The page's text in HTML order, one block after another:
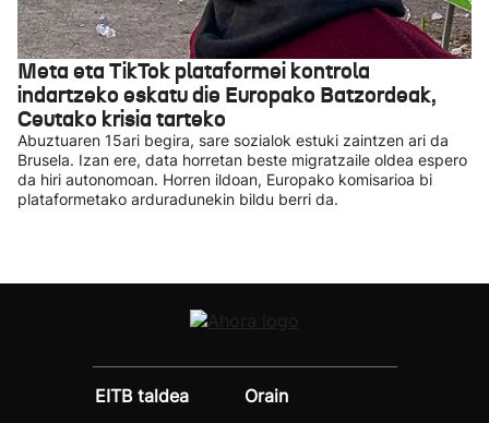
Meta eta TikTok plataformei kontrola
indartzeko eskatu die Europako Batzordeak,
Ceutako krisia tarteko
Abuztuaren 15ari begira, sare sozialok estuki zaintzen ari da
Brusela. Izan ere, data horretan beste migratzaile oldea espero
da hiri autonomoan. Horren ildoan, Europako komisarioa bi
plataformetako arduradunekin bildu berri da.
EITB taldea
Orain